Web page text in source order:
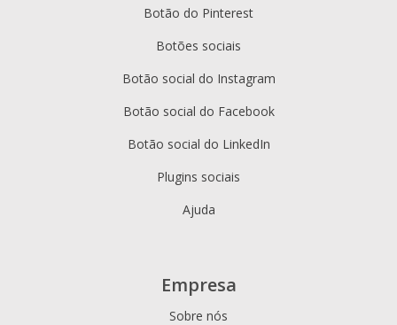
Botão do Pinterest
Botões sociais
Botão social do Instagram
Botão social do Facebook
Botão social do LinkedIn
Plugins sociais
Ajuda
Empresa
Sobre nós